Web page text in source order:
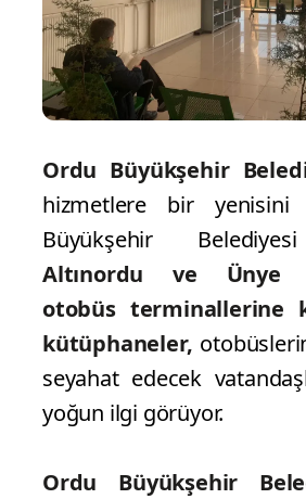
Ordu Büyükşehir
hizmetlere bir yenisini
Büyükşehir
Altınordu ve Ünye
otobüs terminallerine
kütüphaneler,
seyahat edecek
yoğun ilgi görüyor.
Ordu Büyükşehir